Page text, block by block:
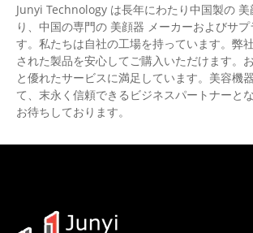
Junyi Technology は長年にわたり中国製の
り、中国の専門の 美顔器 メーカーおよびサ
す。私たちは自社の工場を持っています。弊
された製品を安心してご購入いただけます。
と優れたサービスに満足しています。美容機
て、末永く信頼できるビジネスパートナーと
お待ちしております。